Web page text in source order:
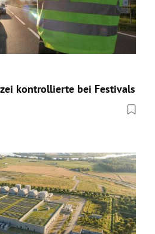
kontrollierte bei Festivals